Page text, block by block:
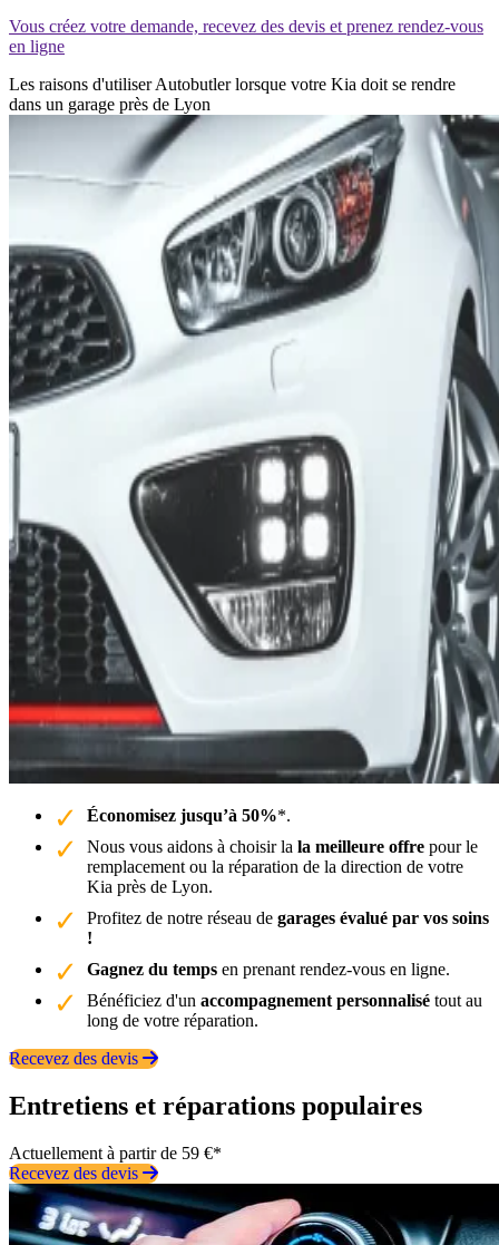
Vous créez votre demande, recevez des devis et prenez rendez-vous
en ligne
Les raisons d'utiliser Autobutler lorsque votre Kia doit se rendre
dans un garage près de Lyon
Économisez jusqu’à 50%*.
Nous vous aidons à choisir la la meilleure offre pour le
remplacement ou la réparation de la direction de votre
Kia près de Lyon.
Profitez de notre réseau de garages évalué par vos soins
!
Gagnez du temps en prenant rendez-vous en ligne.
Bénéficiez d'un accompagnement personnalisé tout au
long de votre réparation.
Recevez des devis
Entretiens et réparations populaires
Actuellement à partir de 59 €*
Recevez des devis